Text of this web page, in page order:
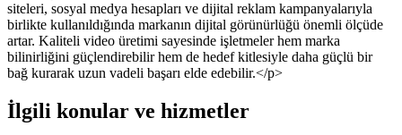
siteleri, sosyal medya hesapları ve dijital reklam kampanyalarıyla
birlikte kullanıldığında markanın dijital görünürlüğü önemli ölçüde
artar. Kaliteli video üretimi sayesinde işletmeler hem marka
bilinirliğini güçlendirebilir hem de hedef kitlesiyle daha güçlü bir
bağ kurarak uzun vadeli başarı elde edebilir.</p>
İlgili konular ve hizmetler